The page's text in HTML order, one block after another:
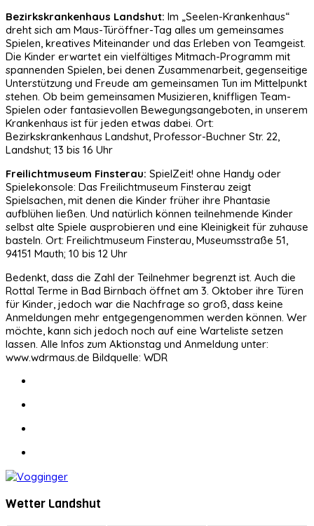
Bezirkskrankenhaus Landshut: Im „Seelen-Krankenhaus“
dreht sich am Maus-Türöffner-Tag alles um gemeinsames
Spielen, kreatives Miteinander und das Erleben von Teamgeist.
Die Kinder erwartet ein vielfältiges Mitmach-Programm mit
spannenden Spielen, bei denen Zusammenarbeit, gegenseitige
Unterstützung und Freude am gemeinsamen Tun im Mittelpunkt
stehen. Ob beim gemeinsamen Musizieren, kniffligen Team-
Spielen oder fantasievollen Bewegungsangeboten, in unserem
Krankenhaus ist für jeden etwas dabei. Ort:
Bezirkskrankenhaus Landshut, Professor-Buchner Str. 22,
Landshut; 13 bis 16 Uhr
Freilichtmuseum Finsterau: SpielZeit! ohne Handy oder
Spielekonsole: Das Freilichtmuseum Finsterau zeigt
Spielsachen, mit denen die Kinder früher ihre Phantasie
aufblühen ließen. Und natürlich können teilnehmende Kinder
selbst alte Spiele ausprobieren und eine Kleinigkeit für zuhause
basteln. Ort: Freilichtmuseum Finsterau, Museumsstraße 51,
94151 Mauth; 10 bis 12 Uhr
Bedenkt, dass die Zahl der Teilnehmer begrenzt ist. Auch die
Rottal Terme in Bad Birnbach öffnet am 3. Oktober ihre Türen
für Kinder, jedoch war die Nachfrage so groß, dass keine
Anmeldungen mehr entgegengenommen werden können. Wer
möchte, kann sich jedoch noch auf eine Warteliste setzen
lassen. Alle Infos zum Aktionstag und Anmeldung unter:
www.wdrmaus.de Bildquelle: WDR
Wetter Landshut